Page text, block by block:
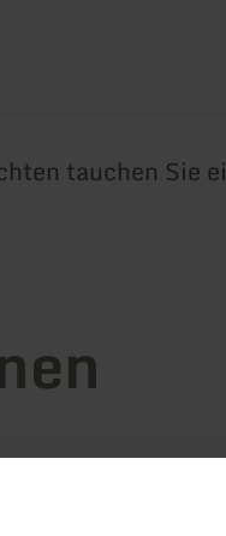
tauchen Sie